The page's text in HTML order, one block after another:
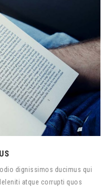
dignissimos ducimus qui
atque corrupti quos